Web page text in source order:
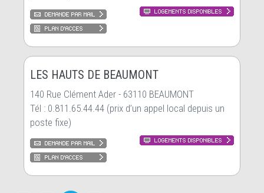
LES HAUTS DE BEAUMONT
140 Rue Clément Ader - 63110 BEAUMONT
Tél : 0.811.65.44.44 (prix d’un appel local depuis un
poste fixe)